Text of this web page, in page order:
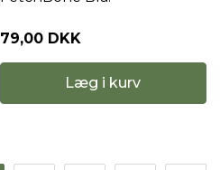
79,00 DKK
Læg i kurv